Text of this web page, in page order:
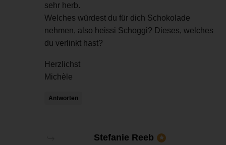
sehr herb.
Welches würdest du für dich Schokolade
nehmen, also heissi Schoggi? Dieses, welches
du verlinkt hast?
Herzlichst
Michèle
Antworten
Stefanie Reeb sagt: